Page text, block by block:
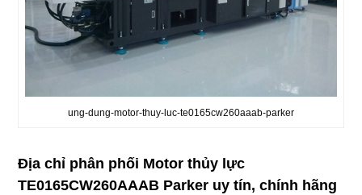
ung-dung-motor-thuy-luc-te0165cw260aaab-parker
Địa chỉ phân phối Motor thủy lực
TE0165CW260AAAB Parker uy tín, chính hãng